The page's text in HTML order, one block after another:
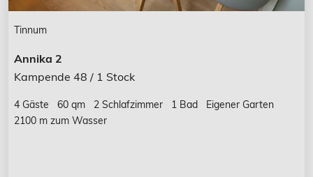
Tinnum
Annika 2
Kampende 48 / 1 Stock
4 Gäste 60 qm 2 Schlafzimmer 1 Bad
Eigener Garten
2100 m zum Wasser